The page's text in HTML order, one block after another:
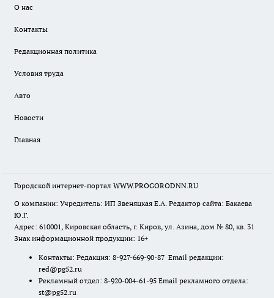
О нас
Контакты
Редакционная политика
Условия труда
Авто
Новости
Главная
Городской интернет-портал WWW.PROGORODNN.RU
О компании: Учредитель: ИП Звеняцкая Е.А. Редактор сайта: Бакаева
Ю.Г.
Адрес: 610001, Кировская область, г. Киров, ул. Азина, дом № 80, кв. 31
Знак информационной продукции: 16+
Контакты: Редакция: 8-927-669-90-87 Email редакции:
red@pg52.ru
Рекламный отдел: 8-920-004-61-95 Email рекламного отдела:
st@pg52.ru